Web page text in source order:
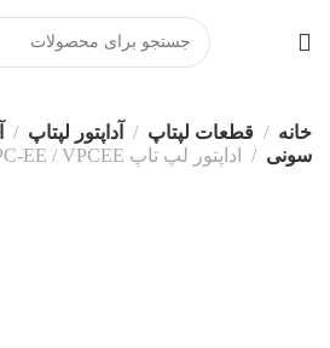
خانه قطعات لپتاپ آداپتور لپتاپ
سونی
اداپتور لپ تاپ SONY VPC-EE / VPCEE